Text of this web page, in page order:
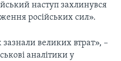
наступ захлинувся
російських сил».
великих втрат», –
аналітики у